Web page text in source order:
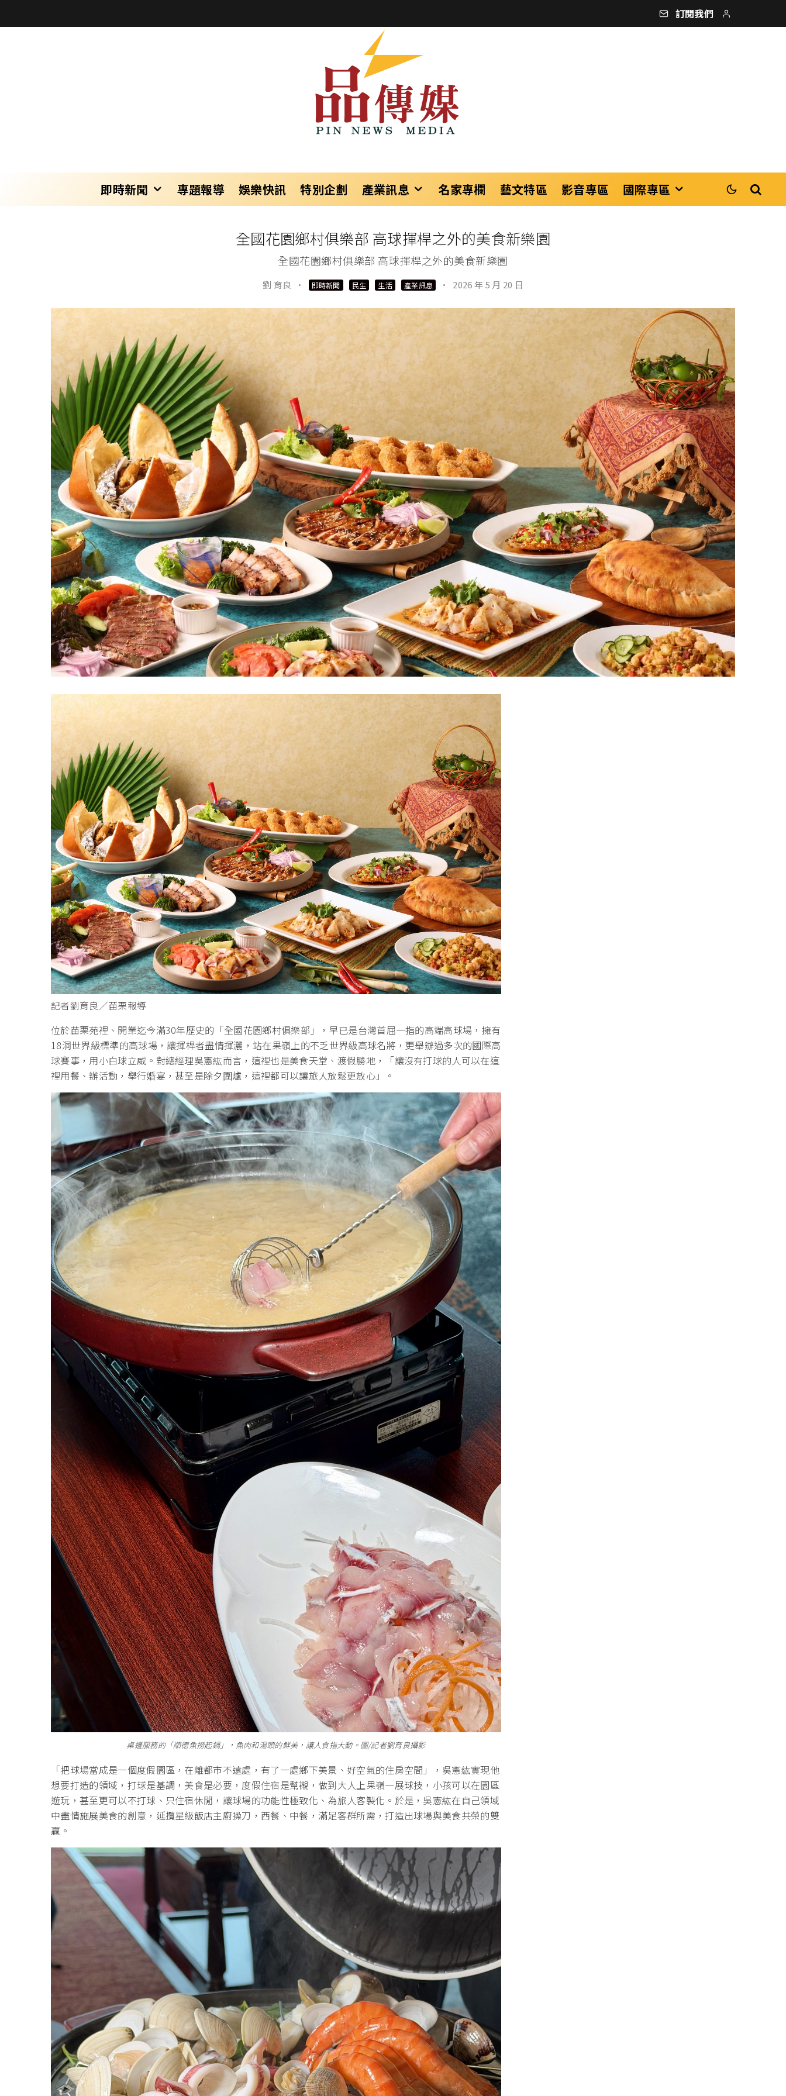
訂閱我們
即時新聞 專題報導 娛樂快訊 特別企劃 產業訊息 名家專欄 藝文特區 影音專區 國際專區
全國花園鄉村俱樂部 高球揮桿之外的美食新樂園
全國花園鄉村俱樂部 高球揮桿之外的美食新樂園
劉 育良 · 即時新聞 民生 生活 產業訊息 · 2026 年 5 月 20 日
記者劉育良∕苗栗報導
位於苗栗苑裡、開業迄今滿30年歷史的「全國花園鄉村俱樂部」，早已是台灣首屈一指的高端高球場，擁有
18洞世界級標準的高球場，讓揮桿者盡情揮灑，站在果嶺上的不乏世界級高球名將，更舉辦過多次的國際高
球賽事，用小白球立威。對總經理吳憲紘而言，這裡也是美食天堂、渡假勝地，「讓沒有打球的人可以在這
裡用餐、辦活動，舉行婚宴，甚至是除夕圍爐，這裡都可以讓旅人放鬆更放心」。
桌邊服務的「順德魚撈起鍋」，魚肉和湯頭的鮮美，讓人食指大動。圖/記者劉育良攝影
「把球場當成是一個度假園區，在離都市不遠處，有了一處鄉下美景、好空氣的住房空間」，吳憲紘實現他
想要打造的領域，打球是基調，美食是必要，度假住宿是幫襯，做到大人上果嶺一展球技，小孩可以在園區
遊玩，甚至更可以不打球、只住宿休閒，讓球場的功能性極致化、為旅人客製化。於是，吳憲紘在自己領域
中盡情施展美食的創意，延攬星級飯店主廚操刀，西餐、中餐，滿足客群所需，打造出球場與美食共榮的雙
贏。